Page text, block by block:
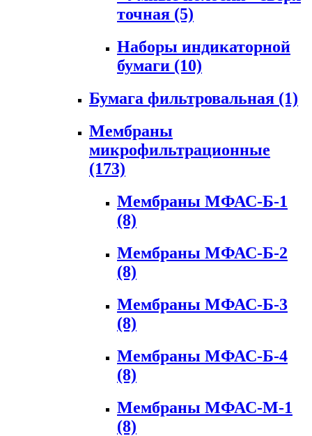
точная (5)
Наборы индикаторной
бумаги (10)
Бумага фильтровальная (1)
Мембраны
микрофильтрационные
(173)
Мембраны МФАС-Б-1
(8)
Мембраны МФАС-Б-2
(8)
Мембраны МФАС-Б-3
(8)
Мембраны МФАС-Б-4
(8)
Мембраны МФАС-М-1
(8)